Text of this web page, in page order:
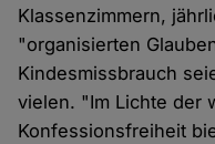
Klassenzimmern,
"organisierten
Kindesmissbrauch
vielen. "Im Lichte der
Konfessionsfreiheit